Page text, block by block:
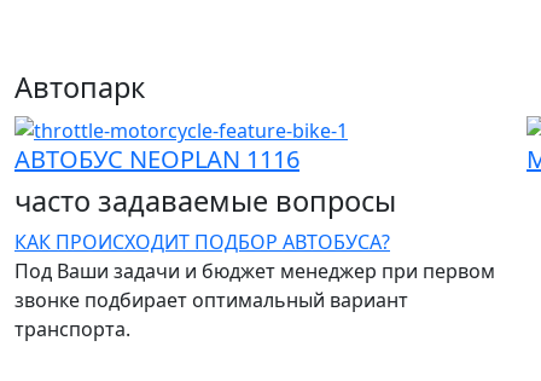
Автопарк
АВТОБУС NEOPLAN 1116
часто задаваемые вопросы
КАК ПРОИСХОДИТ ПОДБОР АВТОБУСА?
Под Ваши задачи и бюджет менеджер при первом
звонке подбирает оптимальный вариант
транспорта.